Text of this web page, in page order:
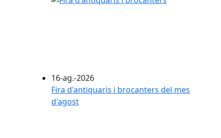
16-ag.-2026
Fira d'antiquaris i brocanters del mes
d'agost